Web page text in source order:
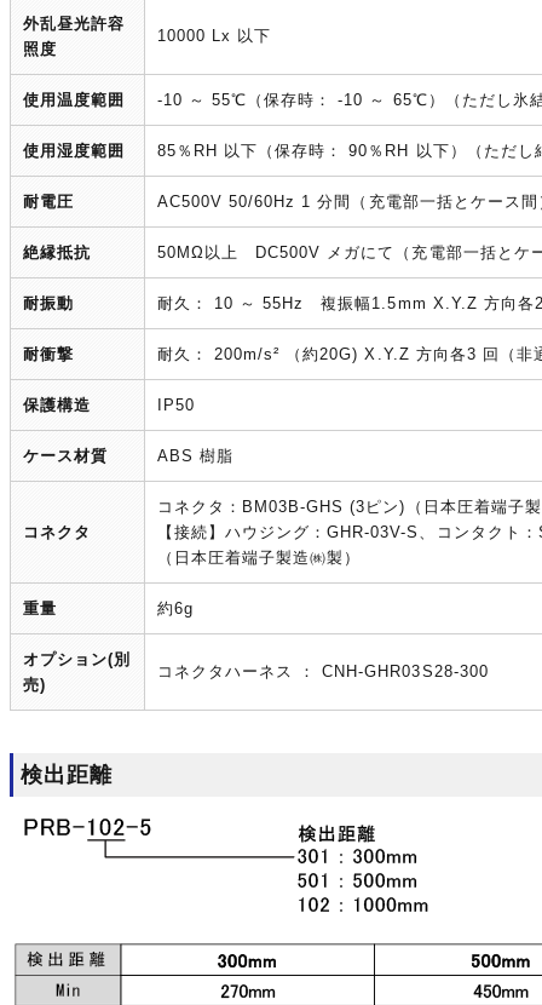
外乱昼光許容
照度
10000 Lx 以下
使用温度範囲 -10 ～ 55℃（保存時： -10 ～ 65℃）（ただし氷
使用湿度範囲 85％RH 以下（保存時： 90％RH 以下）（ただし
耐電圧 AC500V 50/60Hz 1 分間（充電部一括とケース間
絶縁抵抗 50MΩ以上 DC500V メガにて（充電部一括とケ
耐振動 耐久： 10 ～ 55Hz 複振幅1.5mm X.Y.Z 方向各
耐衝撃 耐久： 200m/s² （約20G) X.Y.Z 方向各3 回（非
保護構造 IP50
ケース材質 ABS 樹脂
コネクタ
コネクタ：BM03B-GHS (3ピン)（日本圧着端子
【接続】ハウジング：GHR-03V-S、コンタクト
（日本圧着端子製造㈱製）
重量 約6g
オプション(別
売)
コネクタハーネス ： CNH-GHR03S28-300
検出距離